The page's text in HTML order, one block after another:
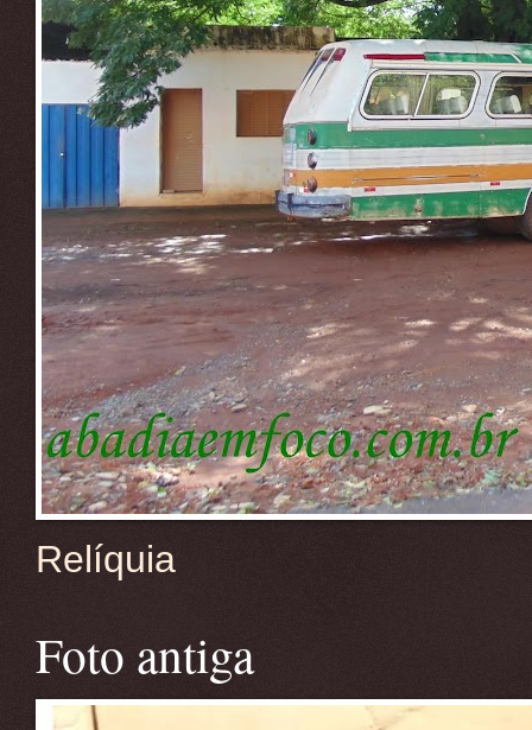
Relíquia
Foto antiga